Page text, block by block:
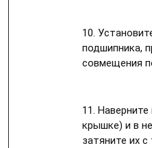
10.
подшипника,
совмещения
11.
крышке) и в
затяните их